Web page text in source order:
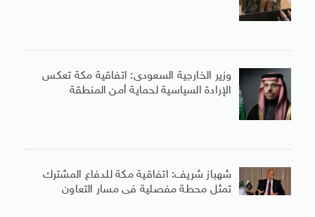
وزير الخارجية السعودى: اتفاقية مكة تعكس
الإرادة السياسية لحماية أمن المنطقة
شهباز شريف: اتفاقية مكة للدفاع المشترك
تمثل محطة مفصلية فى مسار التعاون